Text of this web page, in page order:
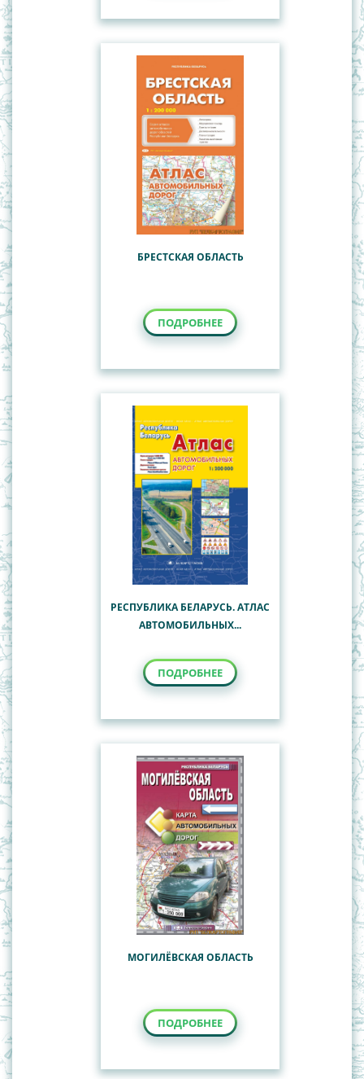
БРЕСТСКАЯ ОБЛАСТЬ
ПОДРОБНЕЕ
РЕСПУБЛИКА БЕЛАРУСЬ. АТЛАС
АВТОМОБИЛЬНЫХ...
ПОДРОБНЕЕ
МОГИЛЁВСКАЯ ОБЛАСТЬ
ПОДРОБНЕЕ